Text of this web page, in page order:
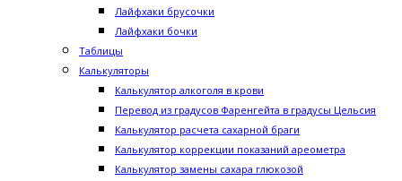
Лайфхаки брусочки
Лайфхаки бочки
Таблицы
Калькуляторы
Калькулятор алкоголя в крови
Перевод из градусов Фаренгейта в градусы Цельсия
Калькулятор расчета сахарной браги
Калькулятор коррекции показаний ареометра
Калькулятор замены сахара глюкозой